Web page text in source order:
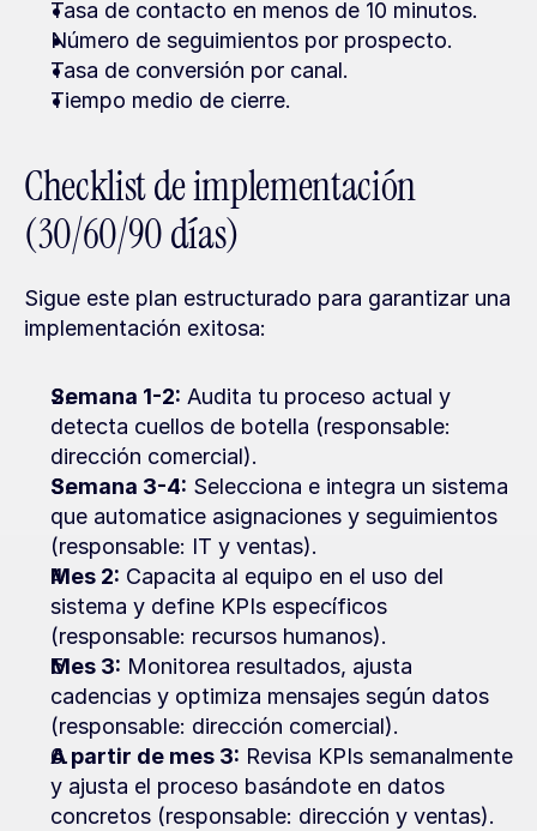
Tasa de contacto en menos de 10 minutos.
Número de seguimientos por prospecto.
Tasa de conversión por canal.
Tiempo medio de cierre.
Checklist de implementación
(30/60/90 días)
Sigue este plan estructurado para garantizar una
implementación exitosa:
Semana 1-2: Audita tu proceso actual y
detecta cuellos de botella (responsable:
dirección comercial).
Semana 3-4: Selecciona e integra un sistema
que automatice asignaciones y seguimientos
(responsable: IT y ventas).
Mes 2: Capacita al equipo en el uso del
sistema y define KPIs específicos
(responsable: recursos humanos).
Mes 3: Monitorea resultados, ajusta
cadencias y optimiza mensajes según datos
(responsable: dirección comercial).
A partir de mes 3: Revisa KPIs semanalmente
y ajusta el proceso basándote en datos
concretos (responsable: dirección y ventas).